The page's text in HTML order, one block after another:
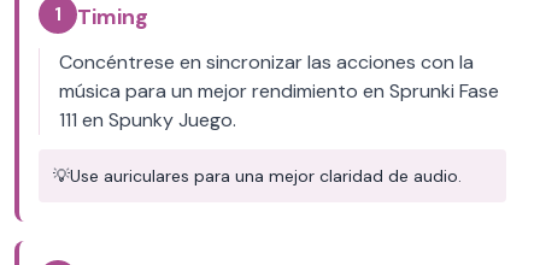
1 Timing
Concéntrese en sincronizar las acciones con la
música para un mejor rendimiento en Sprunki Fase
111 en Spunky Juego.
💡Use auriculares para una mejor claridad de audio.